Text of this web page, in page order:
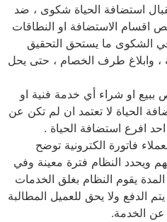
استضافة الحياة شكوى ، ضد
اقسام الاستضافة او النطاقات
الشكوى ما يستحق التحقيق
، وابلاغ طرف الخصام ، حتى يحل
ببيع او شراء أي خدمة فنية او
الحياة لا تعتمد ان لم تكن عن
افرع استضافة الحياة .
فاتورة الكترونية توضح
ويحدد النظام فترة معينة وفي
يقوم النظام بغلق الخدمات
الدفع ولا يحق للعميل المطالبة
عن الخدمة.